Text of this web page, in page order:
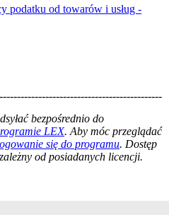
podatku od towarów i usług -
bezpośrednio do
LEX. Aby móc przeglądać
się do programu. Dostęp
od posiadanych licencji.